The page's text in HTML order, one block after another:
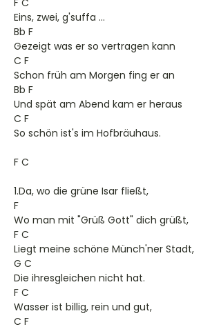
F C
Eins, zwei, g'suffa ...
Bb F
Gezeigt was er so vertragen kann
C F
Schon früh am Morgen fing er an
Bb F
Und spät am Abend kam er heraus
C F
So schön ist's im Hofbräuhaus.
F C
1.Da, wo die grüne Isar fließt,
F
Wo man mit "Grüß Gott" dich grüßt,
F C
Liegt meine schöne Münch'ner Stadt,
G C
Die ihresgleichen nicht hat.
F C
Wasser ist billig, rein und gut,
C F